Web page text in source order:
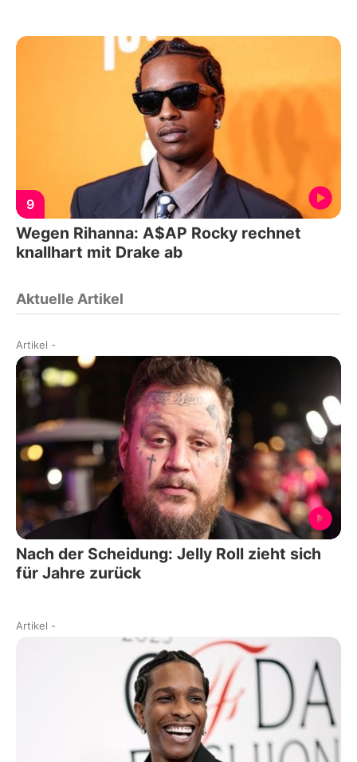
9
Wegen Rihanna: A$AP Rocky rechnet
knallhart mit Drake ab
Aktuelle Artikel
Artikel -
Nach der Scheidung: Jelly Roll zieht sich
für Jahre zurück
Artikel -